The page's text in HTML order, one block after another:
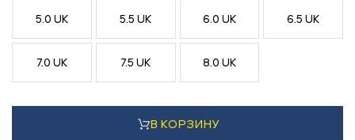
5.0 UK 5.5 UK 6.0 UK 6.5 UK
7.0 UK 7.5 UK 8.0 UK
В КОРЗИНУ